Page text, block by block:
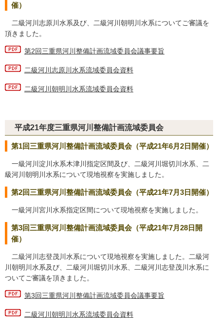
催）
二級河川志原川水系及び、二級河川朝明川水系についてご審議を
頂きました。
第2回三重県河川整備計画流域委員会議事要旨
二級河川志原川水系流域委員会資料
二級河川朝明川水系流域委員会資料
平成21年度三重県河川整備計画流域委員会
第1回三重県河川整備計画流域委員会（平成21年6月2日開催）
一級河川淀川水系木津川指定区間及び、二級河川堀切川水系、二
級河川朝明川水系について現地視察を実施しました。
第2回三重県河川整備計画流域委員会（平成21年7月3日開催）
一級河川宮川水系指定区間について現地視察を実施しました。
第3回三重県河川整備計画流域委員会（平成21年7月28日開
催）
二級河川志登茂川水系について現地視察を実施しました。二級河
川朝明川水系及び、二級河川堀切川水系、二級河川志登茂川水系に
ついてご審議を頂きました。
第3回三重県河川整備計画流域委員会議事要旨
二級河川朝明川水系流域委員会資料